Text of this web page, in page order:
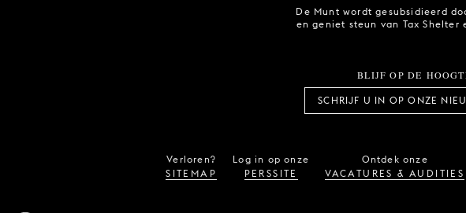
De Munt wordt gesubsidieerd
en geniet steun van Tax
BLIJF OP DE
SCHRIJF U IN OP ONZE
Verloren?
SITEMAP
Log in op onze
PERSSITE
Ontdek onze
VACATURES & AUDITIES